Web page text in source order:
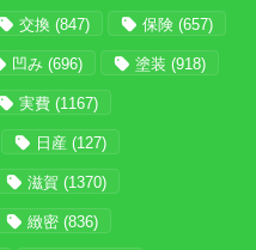
交換 (847) 保険 (657)
凹み (696) 塗装 (918)
実費 (1167)
日産 (127)
滋賀 (1370)
緻密 (836)